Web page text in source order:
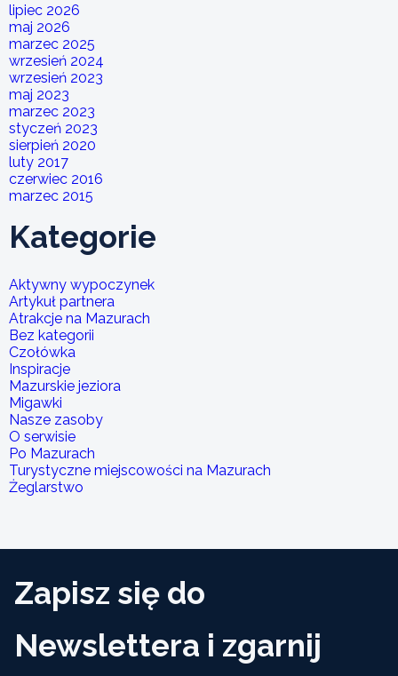
lipiec 2026
maj 2026
marzec 2025
wrzesień 2024
wrzesień 2023
maj 2023
marzec 2023
styczeń 2023
sierpień 2020
luty 2017
czerwiec 2016
marzec 2015
Kategorie
Aktywny wypoczynek
Artykuł partnera
Atrakcje na Mazurach
Bez kategorii
Czołówka
Inspiracje
Mazurskie jeziora
Migawki
Nasze zasoby
O serwisie
Po Mazurach
Turystyczne miejscowości na Mazurach
Żeglarstwo
Zapisz się do
Newslettera i zgarnij